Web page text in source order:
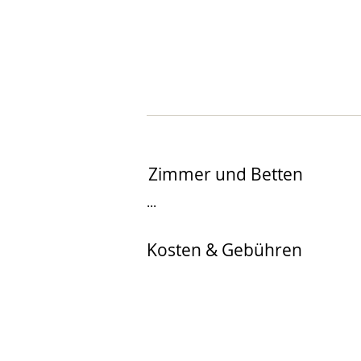
Zimmer und Betten
...
Kosten & Gebühren